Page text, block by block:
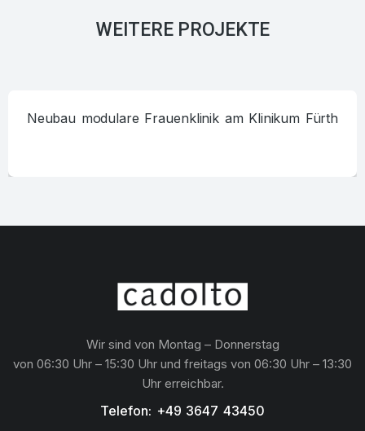
WEITERE PROJEKTE
Neubau modulare Frauenklinik am Klinikum Fürth
Wir sind von Montag – Donnerstag
von 06:30 Uhr – 15:30 Uhr und freitags von 06:30 Uhr – 13:30
Uhr erreichbar.
Telefon: +49 3647 43450